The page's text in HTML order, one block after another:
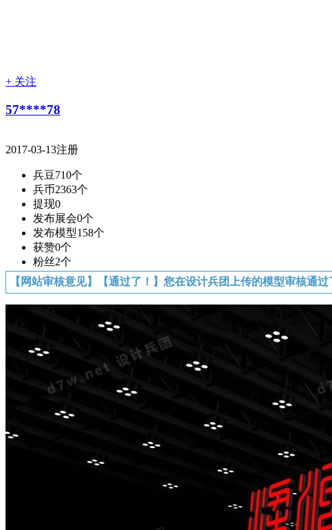
+ 关注
57****78
2017-03-13注册
兵豆710个
兵币2363个
提现0
发布展会0个
发布模型158个
获赞0个
粉丝2个
【网站审核意见】【通过了！】您在设计兵团上传的模型审核通过